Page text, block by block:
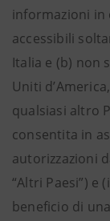
informazioni in
accessibili
Italia e (b) non
Uniti
qualsiasi altro
consentita in
autorizzazioni
“Altri Paesi”) e
beneficio di